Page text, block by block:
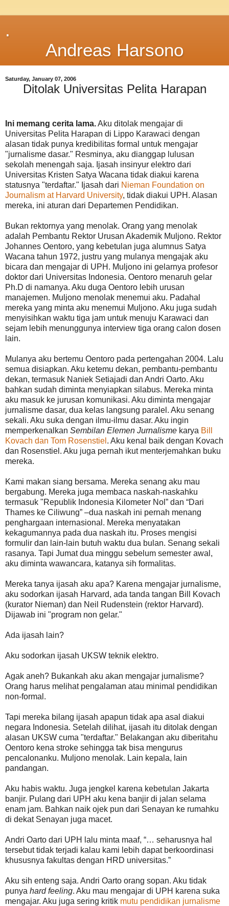
.
Andreas Harsono
Saturday, January 07, 2006
Ditolak Universitas Pelita Harapan
Ini memang cerita lama.Aku ditolak mengajar di
Universitas Pelita Harapan di Lippo Karawaci dengan
alasan tidak punya kredibilitas formal untuk mengajar
"jurnalisme dasar." Resminya, aku dianggap lulusan
sekolah menengah saja. Ijasah insinyur elektro dari
Universitas Kristen Satya Wacana tidak diakui karena
statusnya "terdaftar." Ijasah dari Nieman Foundation on
Journalism at Harvard University, tidak diakui UPH. Alasan
mereka, ini aturan dari Departemen Pendidikan.
Bukan rektornya yang menolak. Orang yang menolak
adalah Pembantu Rektor Urusan Akademik Muljono. Rektor
Johannes Oentoro, yang kebetulan juga alumnus Satya
Wacana tahun 1972, justru yang mulanya mengajak aku
bicara dan mengajar di UPH. Muljono ini gelarnya profesor
doktor dari Universitas Indonesia. Oentoro menaruh gelar
Ph.D di namanya. Aku duga Oentoro lebih urusan
manajemen. Muljono menolak menemui aku. Padahal
mereka yang minta aku menemui Muljono. Aku juga sudah
menyisihkan waktu tiga jam untuk menuju Karawaci dan
sejam lebih menunggunya interview tiga orang calon dosen
lain.
Mulanya aku bertemu Oentoro pada pertengahan 2004. Lalu
semua disiapkan. Aku ketemu dekan, pembantu-pembantu
dekan, termasuk Naniek Setiajadi dan Andri Oarto. Aku
bahkan sudah diminta menyiapkan silabus. Mereka minta
aku masuk ke jurusan komunikasi. Aku diminta mengajar
jurnalisme dasar, dua kelas langsung paralel. Aku senang
sekali. Aku suka dengan ilmu-ilmu dasar. Aku ingin
memperkenalkan Sembilan Elemen Jurnalisme karya Bill
Kovach dan Tom Rosenstiel . Aku kenal baik dengan Kovach
dan Rosenstiel. Aku juga pernah ikut menterjemahkan buku
mereka.
Kami makan siang bersama. Mereka senang aku mau
bergabung. Mereka juga membaca naskah-naskahku
termasuk "Republik Indonesia Kilometer Nol” dan “Dari
Thames ke Ciliwung” –dua naskah ini pernah menang
penghargaan internasional. Mereka menyatakan
kekagumannya pada dua naskah itu. Proses mengisi
formulir dan lain-lain butuh waktu dua bulan. Senang sekali
rasanya. Tapi Jumat dua minggu sebelum semester awal,
aku diminta wawancara, katanya sih formalitas.
Mereka tanya ijasah aku apa? Karena mengajar jurnalisme,
aku sodorkan ijasah Harvard, ada tanda tangan Bill Kovach
(kurator Nieman) dan Neil Rudenstein (rektor Harvard).
Dijawab ini "program non gelar."
Ada ijasah lain?
Aku sodorkan ijasah UKSW teknik elektro.
Agak aneh? Bukankah aku akan mengajar jurnalisme?
Orang harus melihat pengalaman atau minimal pendidikan
non-formal.
Tapi mereka bilang ijasah apapun tidak apa asal diakui
negara Indonesia. Setelah dilihat, ijasah itu ditolak dengan
alasan UKSW cuma "terdaftar." Belakangan aku diberitahu
Oentoro kena stroke sehingga tak bisa mengurus
pencalonanku. Muljono menolak. Lain kepala, lain
pandangan.
Aku habis waktu. Juga jengkel karena kebetulan Jakarta
banjir. Pulang dari UPH aku kena banjir di jalan selama
enam jam. Bahkan naik ojek pun dari Senayan ke rumahku
di dekat Senayan juga macet.
Andri Oarto dari UPH lalu minta maaf, “… seharusnya hal
tersebut tidak terjadi kalau kami lebih dapat berkoordinasi
khususnya fakultas dengan HRD universitas.”
Aku sih enteng saja. Andri Oarto orang sopan. Aku tidak
punya hard feeling. Aku mau mengajar di UPH karena suka
mengajar. Aku juga sering kritik mutu pendidikan jurnalisme